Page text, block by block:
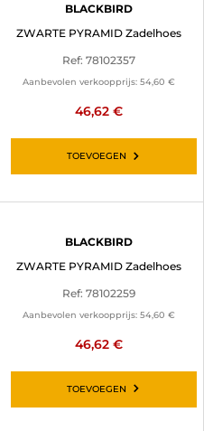
BLACKBIRD
ZWARTE PYRAMID Zadelhoes
Ref: 78102357
Aanbevolen verkoopprijs: 54,60 €
46,62 €
TOEVOEGEN
BLACKBIRD
ZWARTE PYRAMID Zadelhoes
Ref: 78102259
Aanbevolen verkoopprijs: 54,60 €
46,62 €
TOEVOEGEN